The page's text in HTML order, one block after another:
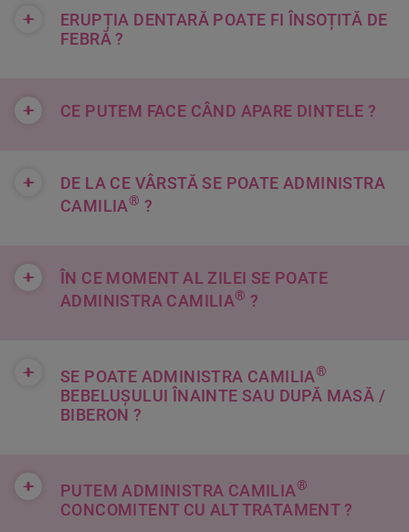
+
ERUPȚIA DENTARĂ POATE FI ÎNSOȚITĂ DE
FEBRĂ ?
+ CE PUTEM FACE CÂND APARE DINTELE ?
+
DE LA CE VÂRSTĂ SE POATE ADMINISTRA
CAMILIA® ?
+
ÎN CE MOMENT AL ZILEI SE POATE
ADMINISTRA CAMILIA® ?
+ SE POATE ADMINISTRA CAMILIA®
BEBELUȘULUI ÎNAINTE SAU DUPĂ MASĂ /
BIBERON ?
+ PUTEM ADMINISTRA CAMILIA®
CONCOMITENT CU ALT TRATAMENT ?